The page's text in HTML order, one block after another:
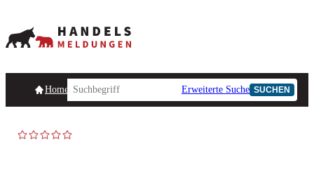
HomepageHandelsmeldungen Ad-Hoc-Meldungen
Erweiterte Suche SUCHEN